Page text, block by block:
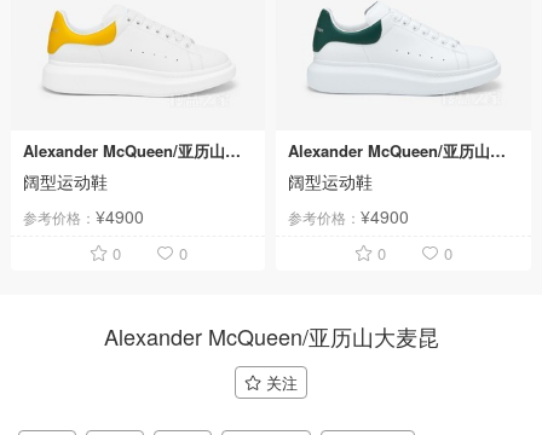
Alexander McQueen/亚历山大麦昆
阔型运动鞋
参考价格： ¥4900
0 0
Alexander McQueen/亚历山大麦昆
阔型运动鞋
参考价格：¥4900
0 0
Alexander McQueen/亚历山大麦昆
关注